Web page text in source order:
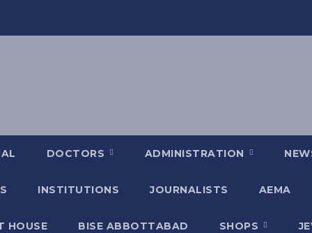
DOCTORS ADMINISTRATION
INSTITUTIONS JOURNALISTS AEMA
HOUSE BISE ABBOTTABAD SHOPS